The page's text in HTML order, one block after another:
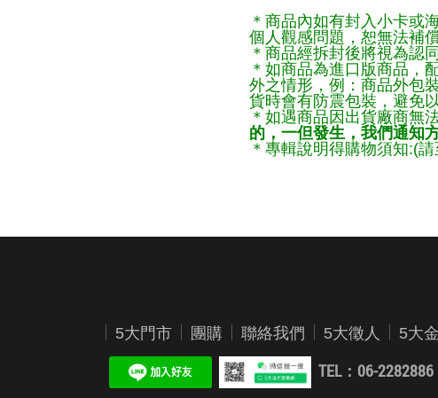
＊商品內如有封入小卡或
個人觀感問題，恕無法補
＊商品經拆封後將視為認
＊如商品為進口版商品，
外之情形，例：商品外包
貨時會有防震包裝，避免
＊如遇商品因出貨廠商無
的，一但發生，我們通知
＊專輯說明得購物須知:(
5大門市 團購 聯絡我們 5大徵人 5大
TEL：06-